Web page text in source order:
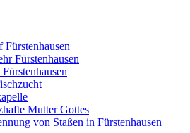
Fürstenhausen
Fürstenhausen
Mutter Gottes
von Staßen in Fürstenhausen